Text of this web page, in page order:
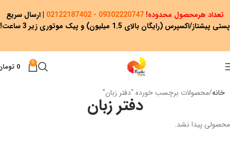
0
0
خانه محصولات برچسب خورده “دفتر زبان”
دفتر زبان
محصولی پیدا نشد.
تعداد هرمحصول محدوده! 09302220747 - 02122187402
|ارسال سریع
پستی پیشتاز/اکسپرس (رایگان بالای 1.5 میلیون) و پیک موتوری زیر 3 ساعت!